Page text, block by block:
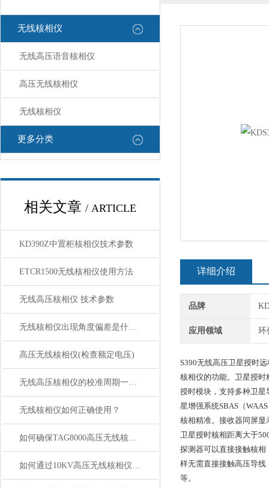
无线核相仪
无线高压语音核相仪
高压无线核相仪
无线核相仪
更多分类
相关文章 / ARTICLE
KD390Z中置柜核相仪技术参数
ETCR1500无线核相仪使用方法
无线高压核相仪 技术参数
无线核相仪出现角度偏差是什么原因？如何解决？
高压无线核相仪(检查额定电压)
无线高压核相仪的校准周期一般是多久
无线核相仪如何正确使用？
如何确保TAG8000高压无线核相仪长期测量稳定性
如何通过10KV高压无线核相仪实现远程监测与精确测试？
详细介绍
品牌
应用领域 环
S390无线高压卫星授时
核相仪的功能。卫星授时
授时模块，支持多种卫星
星增强系统SBAS（
核相精准。接收器同屏
卫星授时核相距离大于
探测器可以直接接触核
样无需直接接触高压导
等。